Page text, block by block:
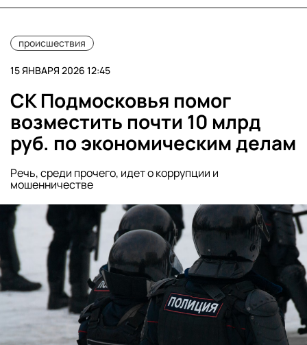
происшествия
15 ЯНВАРЯ 2026 12:45
СК Подмосковья помог
возместить почти 10 млрд
руб. по экономическим делам
Речь, среди прочего, идет о коррупции и
мошенничестве